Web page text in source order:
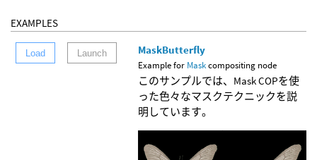
EXAMPLES
Load Launch MaskButterfly
Example for Maskcompositing node
このサンプルでは、Mask COPを使
った色々なマスクテクニックを説
明しています。